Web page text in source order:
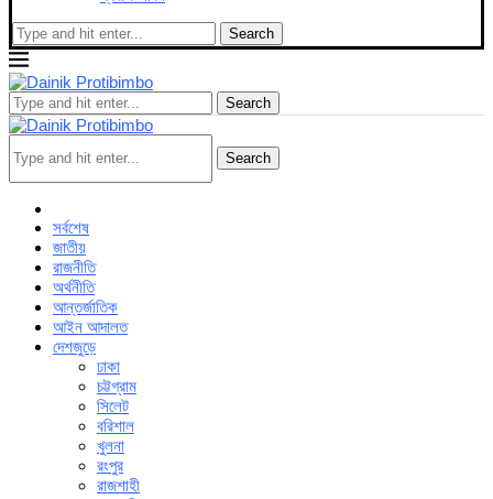
Search
Search
Search
সর্বশেষ
জাতীয়
রাজনীতি
অর্থনীতি
আন্তর্জাতিক
আইন আদালত
দেশজুড়ে
ঢাকা
চট্টগ্রাম
সিলেট
বরিশাল
খুলনা
রংপুর
রাজশাহী